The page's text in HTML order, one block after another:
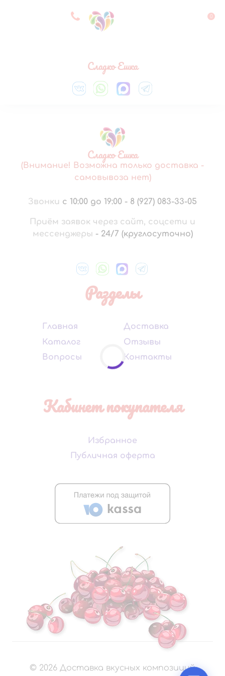
8 927 083 33 05 0
Сладко Ешка
Сладко Ешка
(Внимание! Возможна только доставка -
самовывоза нет)
Звонки с 10:00 до 19:00 - 8 (927) 083-33-05
Приём заявок через сайт, соцсети и
мессенджеры - 24/7 (круглосуточно)
Разделы
Главная
Каталог
Вопросы
Доставка
Отзывы
Контакты
Кабинет покупателя
Избранное
Публичная оферта
© 2026 Доставка вкусных композиций